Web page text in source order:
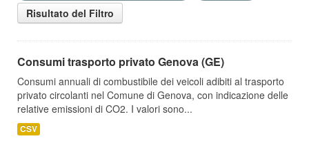
Risultato del Filtro
Consumi trasporto privato Genova (GE)
Consumi annuali di combustibile dei veicoli adibiti al trasporto
privato circolanti nel Comune di Genova, con indicazione delle
relative emissioni di CO2. I valori sono...
CSV